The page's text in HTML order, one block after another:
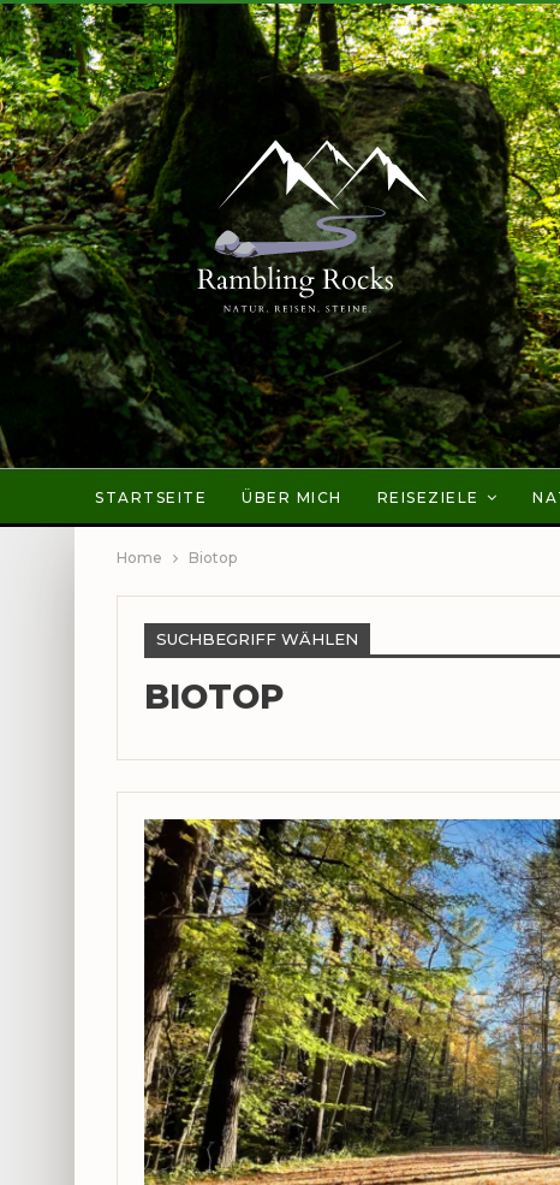
STARTSEITE ÜBER MICH REISEZIELE
Home Biotop
SUCHBEGRIFF WÄHLEN
BIOTOP